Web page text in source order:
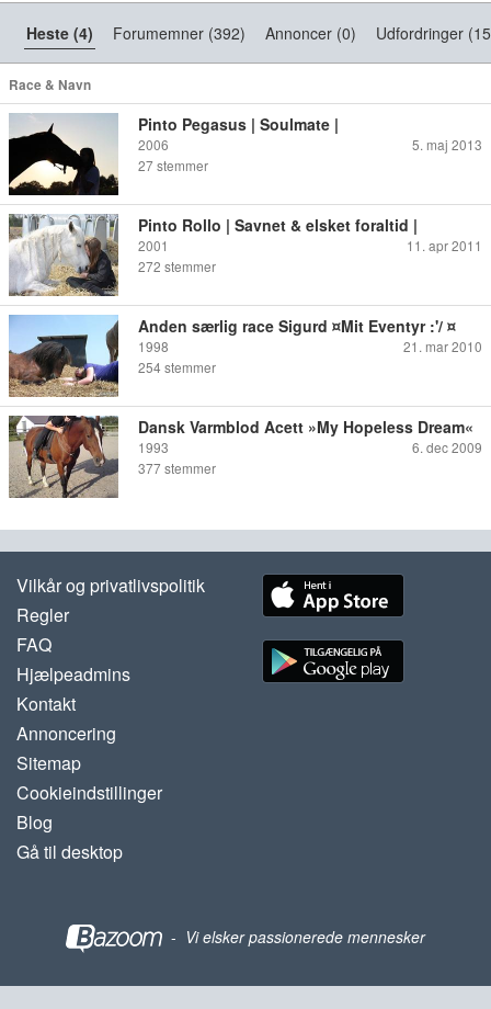
Heste (4) Forumemner (392) Annoncer (0) Udfordringer
Race & Navn
Pinto Pegasus | Soulmate |
2006
5. maj 2013
27 stemmer
Pinto Rollo | Savnet & elsket foraltid |
2001
11. apr 2011
272 stemmer
Anden særlig race Sigurd ¤Mit Eventyr :'/ ¤
1998
21. mar 2010
254 stemmer
Dansk Varmblod Acett »My Hopeless Dream«
1993
6. dec 2009
377 stemmer
Vilkår og privatlivspolitik
Regler
FAQ
Hjælpeadmins
Kontakt
Annoncering
Sitemap
Cookieindstillinger
Blog
Gå til desktop
- Vi elsker passionerede mennesker